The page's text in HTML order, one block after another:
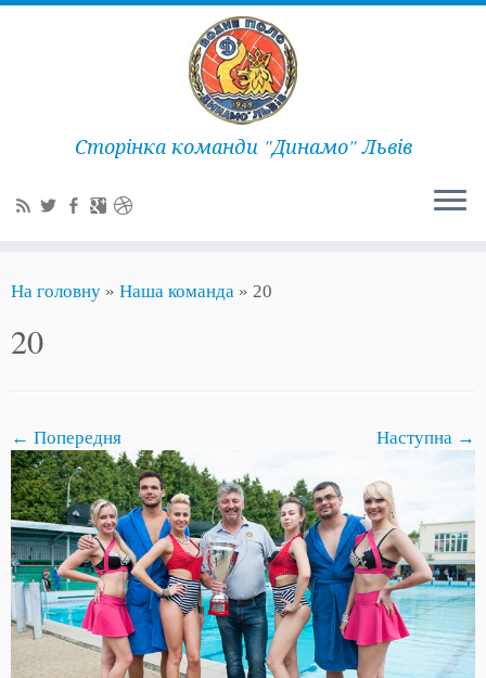
Сторінка команди "Динамо" Львів
На головну » Наша команда » 20
20
← Попередня Наступна →